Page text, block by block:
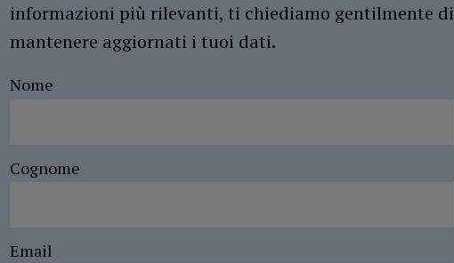
informazioni più rilevanti, ti chiediamo gentilmente di
mantenere aggiornati i tuoi dati.
Nome
Cognome
Email